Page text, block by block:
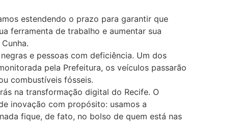
estendendo o prazo para garantir que
ferramenta de trabalho e aumentar sua
e pessoas com deficiência. Um dos
pela Prefeitura, os veículos passarão
combustíveis fósseis.
na transformação digital do Recife. O
inovação com propósito: usamos a
fique, de fato, no bolso de quem está nas